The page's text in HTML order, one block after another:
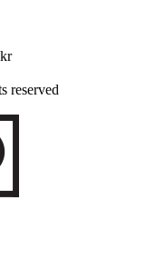
reserved